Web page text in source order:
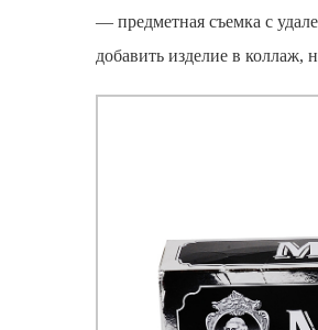
— предметная съемка с
добавить изделие в коллаж,